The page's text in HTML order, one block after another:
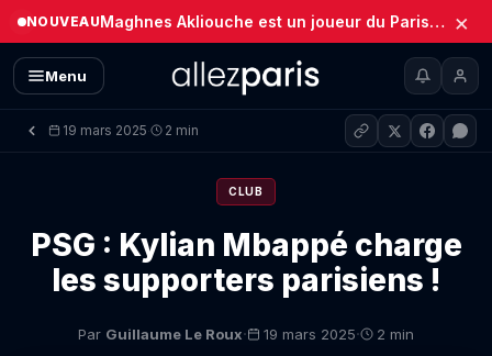
NOUVEAU Maghnes Akliouche est un joueur du Paris Saint-Germain (Officiel) ×
Menu
19 mars 2025· 2 min
CLUB
PSG : Kylian Mbappé charge
les supporters parisiens !
Par Guillaume Le Roux· 19 mars 2025· 2 min